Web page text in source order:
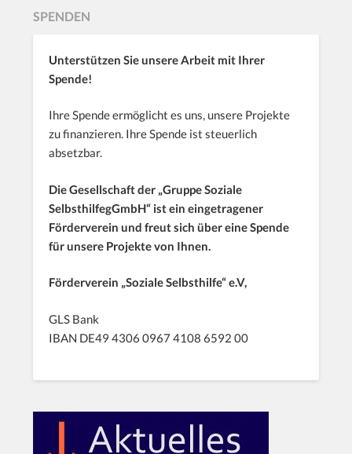
SPENDEN
Unterstützen Sie unsere Arbeit mit Ihrer
Spende!
Ihre Spende ermöglicht es uns, unsere Projekte
zu finanzieren. Ihre Spende ist steuerlich
absetzbar.
Die Gesellschaft der „Gruppe Soziale
SelbsthilfegGmbH“ ist ein eingetragener
Förderverein und freut sich über eine Spende
für unsere Projekte von Ihnen.
Förderverein „Soziale Selbsthilfe“ e.V,
GLS Bank
IBAN DE49 4306 0967 4108 6592 00